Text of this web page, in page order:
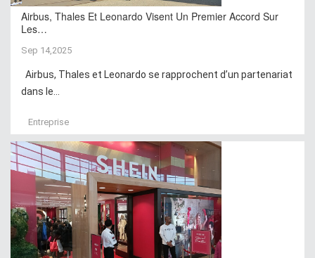
Airbus, Thales Et Leonardo Visent Un Premier Accord Sur
Les…
Sep 14,2025
Airbus, Thales et Leonardo se rapprochent d’un partenariat
dans le...
Entreprise